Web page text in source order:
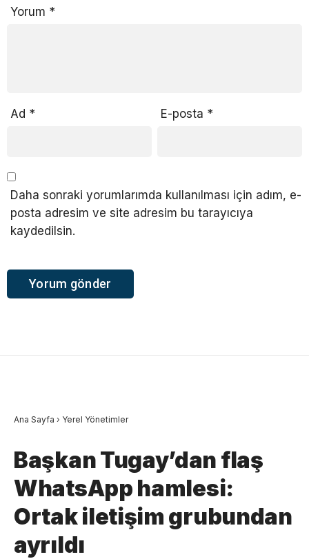
Yorum *
Ad * E-posta *
Daha sonraki yorumlarımda kullanılması için adım, e-
posta adresim ve site adresim bu tarayıcıya
kaydedilsin.
Ana Sayfa › Yerel Yönetimler
Başkan Tugay’dan flaş
WhatsApp hamlesi:
Ortak iletişim grubundan
ayrıldı